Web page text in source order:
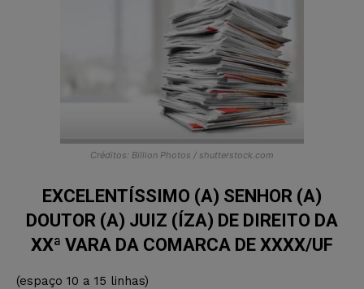
Créditos: Billion Photos / shutterstock.com
EXCELENTÍSSIMO (A) SENHOR (A)
DOUTOR (A) JUIZ (ÍZA) DE DIREITO DA
XXª VARA DA COMARCA DE XXXX/UF
(espaço 10 a 15 linhas)